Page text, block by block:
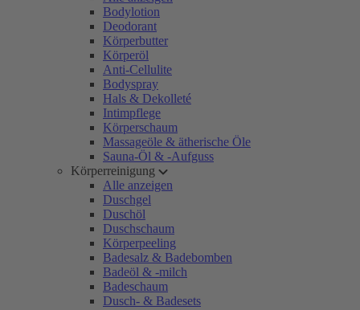
Bodylotion
Deodorant
Körperbutter
Körperöl
Anti-Cellulite
Bodyspray
Hals & Dekolleté
Intimpflege
Körperschaum
Massageöle & ätherische Öle
Sauna-Öl & -Aufguss
Körperreinigung
Alle anzeigen
Duschgel
Duschöl
Duschschaum
Körperpeeling
Badesalz & Badebomben
Badeöl & -milch
Badeschaum
Dusch- & Badesets